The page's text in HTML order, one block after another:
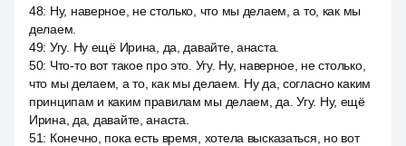
48: Ну, наверное, не столько, что мы делаем, а то, как мы
делаем.
49: Угу. Ну ещё Ирина, да, давайте, анаста.
50: Что-то вот такое про это. Угу. Ну, наверное, не столько,
что мы делаем, а то, как мы делаем. Ну да, согласно каким
принципам и каким правилам мы делаем, да. Угу. Ну, ещё
Ирина, да, давайте, анаста.
51: Конечно, пока есть время, хотела высказаться, но вот